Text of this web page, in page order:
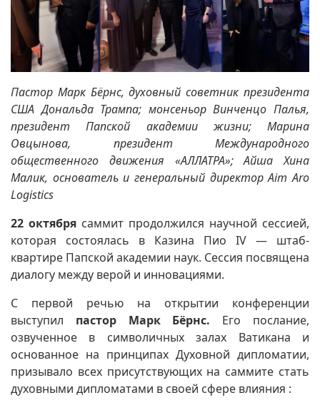
Пастор Марк Бёрнс, духовный советник президента
США Дональда Трампа; монсеньор Винченцо Палья,
президент Папской академии жизни; Марина
Овцынова, президент Международного
общественного движения «АЛЛАТРА»; Айша Хина
Малик, основатель и генеральный директор Aim Aro
Logistics
22 октября саммит продолжился научной сессией,
которая состоялась в Казина Пио IV — штаб-
квартире Папской академии наук. Сессия посвящена
диалогу между верой и инновациями.
С первой речью на открытии конференции
выступил пастор Марк Бёрнс. Его послание,
озвученное в символичных залах Ватикана и
основанное на принципах Духовной дипломатии,
призывало всех присутствующих на саммите стать
духовными дипломатами в своей сфере влияния :